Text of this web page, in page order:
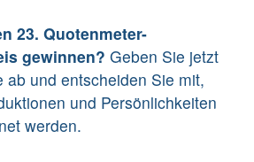
23. Quotenmeter-
gewinnen? Geben Sie jetzt
ab und entscheiden Sie mit,
und Persönlichkeiten
werden.